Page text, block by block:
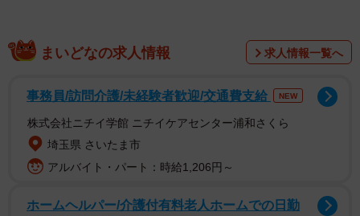
ボランティア仲間に猫の出産に長けた動物病院を紹介して
もらい、威嚇する母猫を連れていくと、母猫は推定2～3歳
で、体内には「8匹」の子猫がいることが判明した。
まいどなの求人情報 求人情報一覧へ
事務員/訪問介護/未経験者歓迎/交通費支給 NEW
株式会社ニチイ学館 ニチイケアセンター浦和さくら
埼玉県 さいたま市
アルバイト・パート：時給1,206円～
ホームヘルパー/介護付有料老人ホームでの日勤